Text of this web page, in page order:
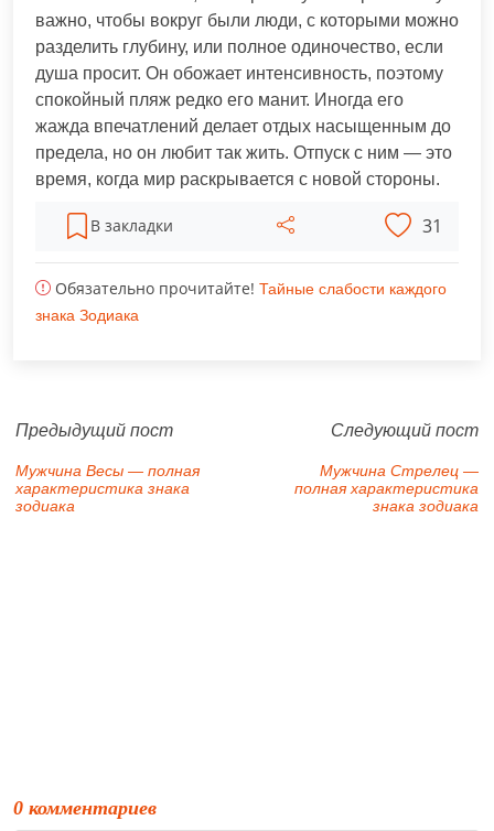
важно, чтобы вокруг были люди, с которыми можно
разделить глубину, или полное одиночество, если
душа просит. Он обожает интенсивность, поэтому
спокойный пляж редко его манит. Иногда его
жажда впечатлений делает отдых насыщенным до
предела, но он любит так жить. Отпуск с ним — это
время, когда мир раскрывается с новой стороны.
В закладки 31
Обязательно прочитайте! Тайные слабости каждого
знака Зодиака
Предыдущий пост
Мужчина Весы — полная
характеристика знака
зодиака⁣
Следующий пост
Мужчина Стрелец —
полная характеристика
знака зодиака⁣
0 комментариев